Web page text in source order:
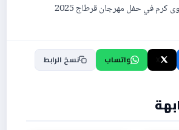
كرم في حفل مهرجان قرطاج 2025
واتساب نسخ الرابط